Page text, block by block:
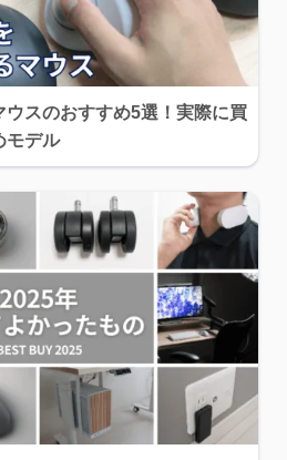
ウスのおすすめ5選！実際に買
モデル